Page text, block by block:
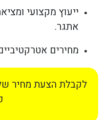
ייעוץ מקצועי
אתגר.
מחירים
לקבלת הצעת מחיר